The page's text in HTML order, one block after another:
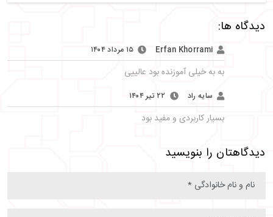
دیدگاه ها:
Erfan Khorrami ۱۵ مرداد ۱۴۰۴
به به خیلی آموزنده بود عالییی
سایه راد ۲۲ تیر ۱۴۰۴
بسیار کاربردی و مفید بود
دیدگاهتان را بنویسید